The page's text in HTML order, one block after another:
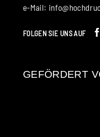
e-Mail:
FOLGEN SIE UNS AUF
GEFÖRDERT